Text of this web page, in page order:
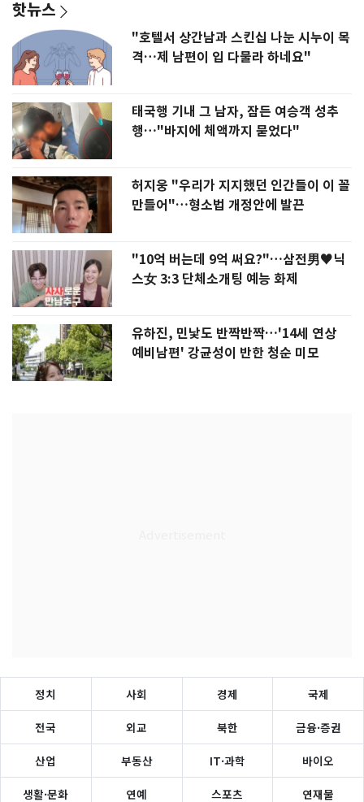
핫뉴스
"호텔서 상간남과 스킨십 나눈 시누이 목
격…제 남편이 입 다물라 하네요"
태국행 기내 그 남자, 잠든 여승객 성추
행…"바지에 체액까지 묻었다"
허지웅 "우리가 지지했던 인간들이 이 꼴
만들어"…형소법 개정안에 발끈
"10억 버는데 9억 써요?"…삼전男♥닉
스女 3:3 단체소개팅 예능 화제
유하진, 민낯도 반짝반짝…'14세 연상
예비남편' 강균성이 반한 청순 미모
정치 사회 경제 국제
전국 외교 북한 금융·증권
산업 부동산 IT·과학 바이오
생활·문화 연예 스포츠 연재물